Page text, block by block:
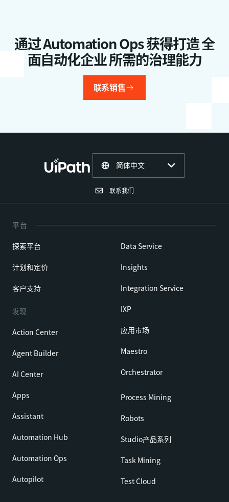
通过 Automation Ops 获得打造 全
面自动化企业 所需的治理能力
联系销售
联系我们
简体中文
平台
探索平台
计划和定价
客户支持
发现
Action Center
Agent Builder
AI Center
Apps
Assistant
Automation Hub
Automation Ops
Autopilot
Data Service
Insights
Integration Service
IXP
应用市场
Maestro
Orchestrator
Process Mining
Robots
Studio产品系列
Task Mining
Test Cloud